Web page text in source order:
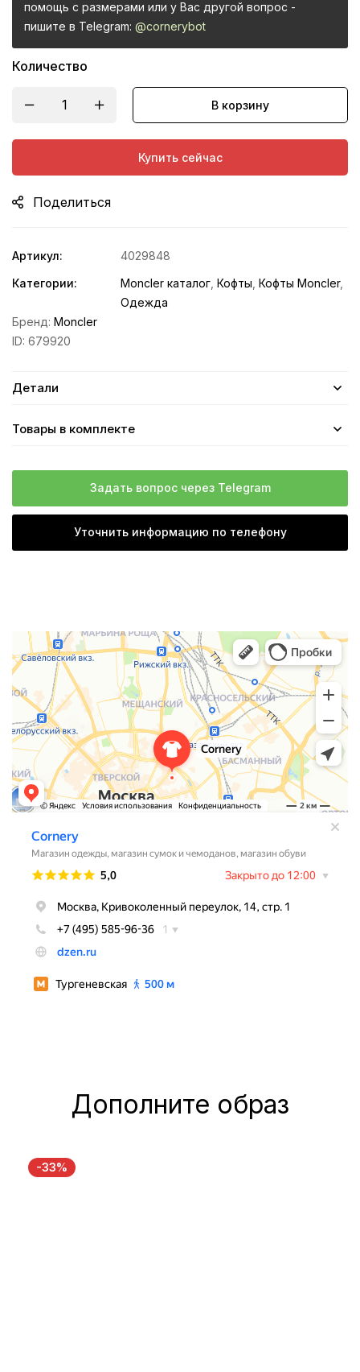
помощь с размерами или у Вас другой вопрос -
пишите в Telegram: @cornerybot
Количество
В корзину
Купить сейчас
Поделиться
Артикул:
4029848
Категории:
Moncler каталог Кофты Кофты Moncler,
Одежда
Бренд: Moncler
ID: 679920
Детали
Товары в комплекте
Задать вопрос через Telegram
Уточнить информацию по телефону
Дополните образ
-33%